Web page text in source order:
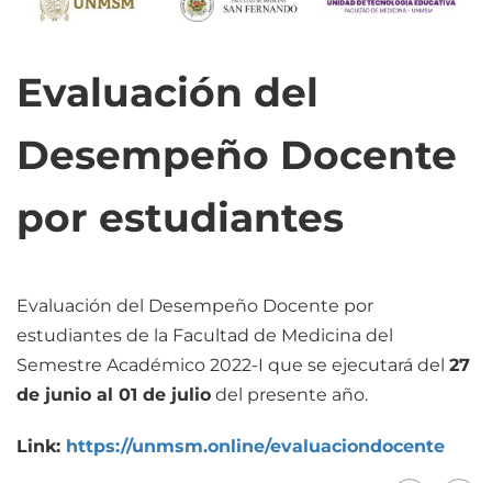
Evaluación del
Desempeño Docente
por estudiantes
Evaluación del Desempeño Docente por
estudiantes de la Facultad de Medicina del
Semestre Académico 2022-I que se ejecutará del 27
de junio al 01 de julio del presente año.
Link: https://unmsm.online/evaluaciondocente